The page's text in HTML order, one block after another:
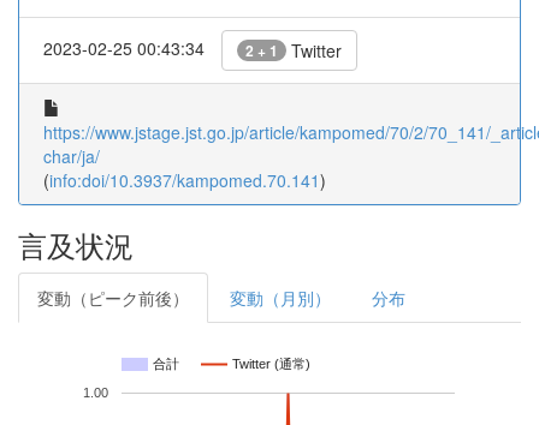
2023-02-25 00:43:34 2 + 1 Twitter
https://www.jstage.jst.go.jp/article/kampomed/70/2/70_141/
char/ja/
(info:doi/10.3937/kampomed.70.141)
言及状況
変動（ピーク前後） 変動（月別） 分布
合計 Twitter (通常)
1.00